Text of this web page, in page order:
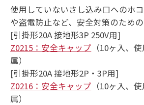
使用していないさし込み口へのホ
や盗電防止など、安全対策のための
[引掛形20A 接地形3P 250V用]
Z0215：安全キャップ （10ヶ入、
属）
[引掛形20A 接地形2P・3P用]
Z0216：安全キャップ （10ヶ入、
属）